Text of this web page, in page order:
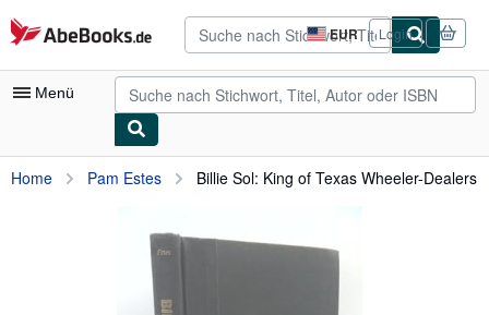
Zum Hauptinhalt
AbeBooks.de EUR
Seite
der
Einkaufseinstellungen.
Login
Menü
Nutzerkonto
Home Pam Estes Billie Sol: King of Texas Wheeler-Dealers